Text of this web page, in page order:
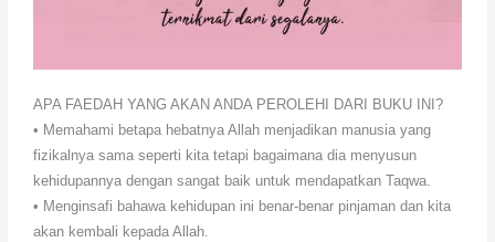
APA FAEDAH YANG AKAN ANDA PEROLEHI DARI BUKU INI?
• Memahami betapa hebatnya Allah menjadikan manusia yang
fizikalnya sama seperti kita tetapi bagaimana dia menyusun
kehidupannya dengan sangat baik untuk mendapatkan Taqwa.
• Menginsafi bahawa kehidupan ini benar-benar pinjaman dan kita
akan kembali kepada Allah.